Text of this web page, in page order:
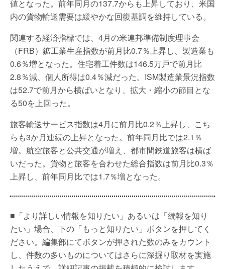
値となった。前年同月の137.7からも上昇しており、米国
内の貨物輸送需要は緩やかな回復基調を維持している。
関連する経済指標では、4月の米連邦準備制度理事会
（FRB）鉱工業生産指数が前月比0.7％上昇し、製造業も
0.6％増となった。住宅着工件数は146.5万戸で前月比
2.8％減、個人所得は0.4％減だった。ISM製造業景況指数
は52.7で前月から横ばいとなり、拡大・縮小の節目とな
る50を上回った。
旅客輸送サービス指数は4月に前月比0.2％上昇し、こち
らも3か月連続の上昇となった。前年同月比では2.1％
増。航空旅客と公共交通が増え、都市間鉄道旅客は横ば
いだった。貨物と旅客を合わせた総合指数は前月比0.3％
上昇し、前年同月比では1.7％増となった。
■「より詳しい情報を知りたい」あるいは「続報を知り
たい」場合、下の「もっと知りたい」ボタンを押してく
ださい。編集部にてボタンが押された数のみをカウント
し、件数の多いものについてはさらに深掘り取材を実施